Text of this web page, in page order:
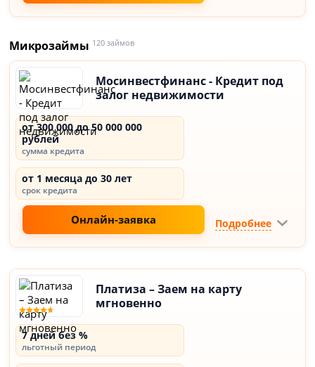
Микрозаймы 120 займов
Мосинвестфинанс - Кредит под
залог недвижимости
от 300 000 до 50 000 000
рублей
сумма кредита
от 1 месяца до 30 лет
срок кредита
Онлайн-заявка Подробнее
Платиза – Заем на карту
мгновенно
7 дней без %
льготный период